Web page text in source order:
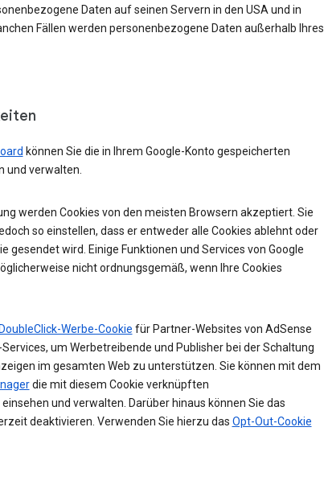
Daten auf seinen Servern in den USA und in
Fällen werden personenbezogene Daten außerhalb Ihres
können Sie die in Ihrem Google-Konto gespeicherten
und verwalten.
werden Cookies von den meisten Browsern akzeptiert. Sie
so einstellen, dass er entweder alle Cookies ablehnt oder
gesendet wird. Einige Funktionen und Services von Google
nicht ordnungsgemäß, wenn Ihre Cookies
DoubleClick-Werbe-Cookie für Partner-Websites von AdSense
um Werbetreibende und Publisher bei der Schaltung
im gesamten Web zu unterstützen. Sie können mit dem
die mit diesem Cookie verknüpften
und verwalten. Darüber hinaus können Sie das
deaktivieren. Verwenden Sie hierzu das Opt-Out-Cookie